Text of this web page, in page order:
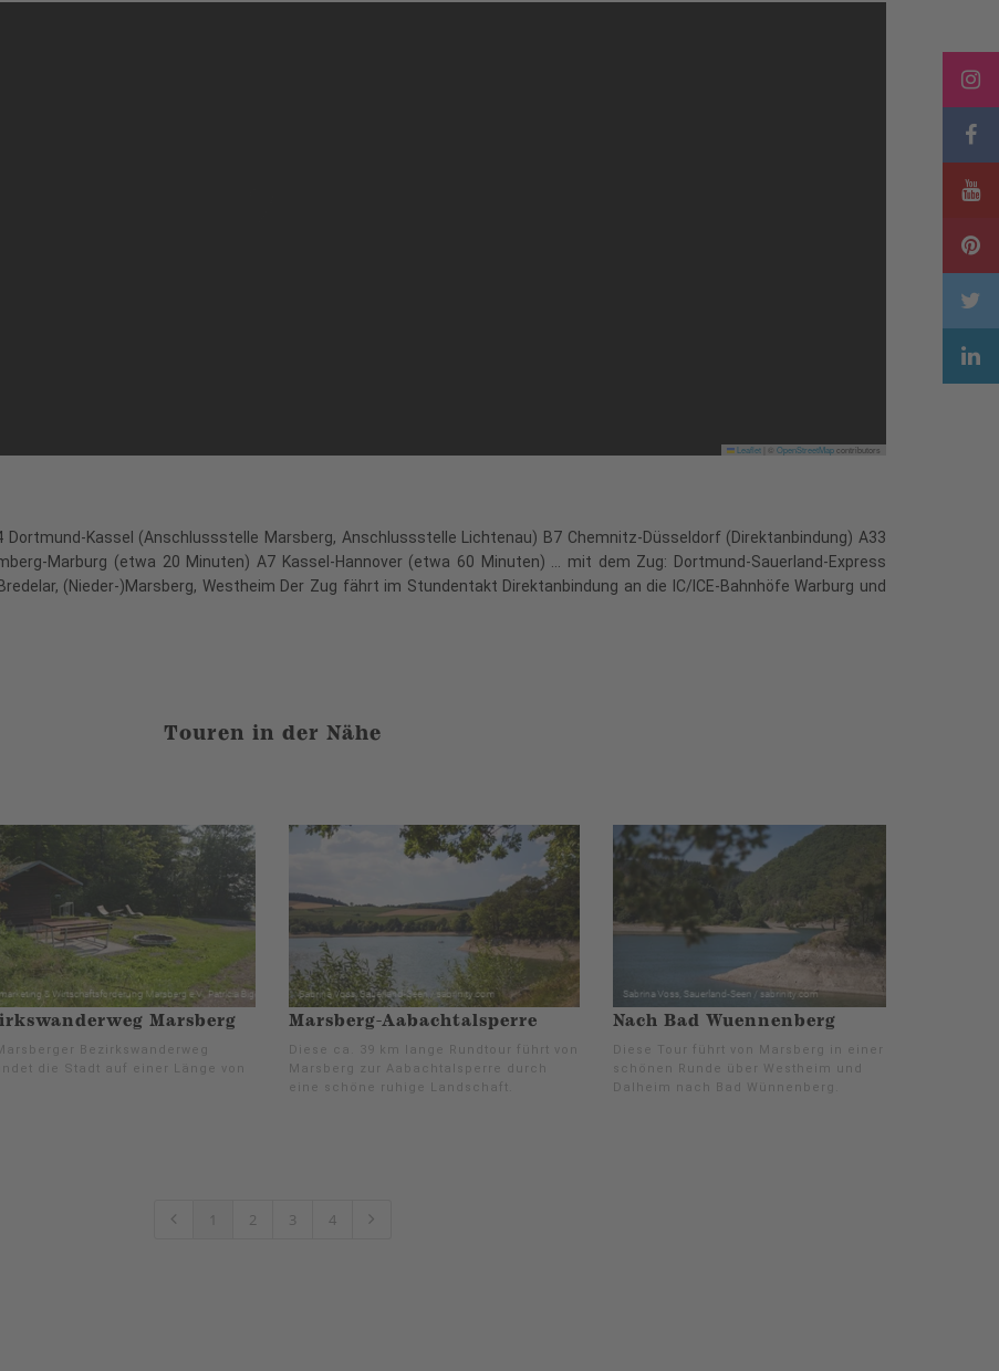
Leaflet OpenStreetMapcontributors
Dortmund-Kassel (Anschlussstelle Marsberg, Anschlussstelle Lichtenau) B7 Chemnitz-Düsseldorf (Direktanbindung) A33
Marburg (etwa 20 Minuten) A7 Kassel-Hannover (etwa 60 Minuten) ... mit dem Zug: Dortmund-Sauerland-Express
(Nieder-)Marsberg, Westheim Der Zug fährt im Stundentakt Direktanbindung an die IC/ICE-Bahnhöfe Warburg und
Touren in der Nähe
Marsberg
Bezirkswanderweg
die Stadt auf einer Länge von
Marsberg-Aabachtalsperre
Diese ca. 39 km lange Rundtour führt von
Marsberg zur Aabachtalsperre durch
eine schöne ruhige Landschaft.
Nach Bad Wuennenberg
Diese Tour führt von Marsberg in einer
schönen Runde über Westheim und
Dalheim nach Bad Wünnenberg.
1 2 3 4